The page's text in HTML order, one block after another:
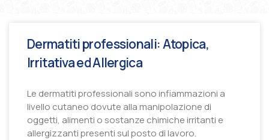
Dermatiti professionali: Atopica,
Irritativa ed Allergica
Le dermatiti professionali sono infiammazioni a
livello cutaneo dovute alla manipolazione di
oggetti, alimenti o sostanze chimiche irritanti e
allergizzanti presenti sul posto di lavoro.